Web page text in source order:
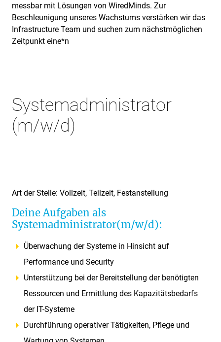
messbar mit Lösungen von WiredMinds. Zur
Beschleunigung unseres Wachstums verstärken wir das
Infrastructure Team und suchen zum nächstmöglichen
Zeitpunkt eine*n
Systemadministrator
(m/w/d)
Art der Stelle: Vollzeit, Teilzeit, Festanstellung
Deine Aufgaben als
Systemadministrator(m/w/d):
Überwachung der Systeme in Hinsicht auf
Performance und Security
Unterstützung bei der Bereitstellung der benötigten
Ressourcen und Ermittlung des Kapazitätsbedarfs
der IT-Systeme
Durchführung operativer Tätigkeiten, Pflege und